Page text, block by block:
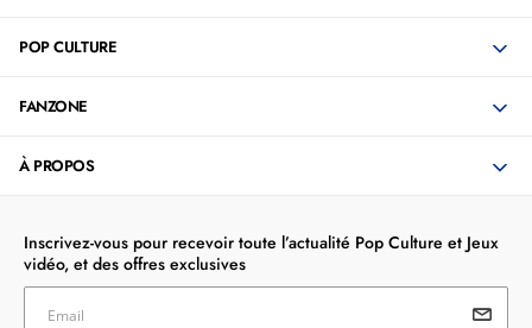
POP CULTURE
FANZONE
À PROPOS
Inscrivez-vous pour recevoir toute l’actualité Pop Culture et Jeux
vidéo, et des offres exclusives
Email